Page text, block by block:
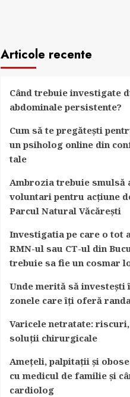
Articole recente
Când trebuie investigate
abdominale persistente?
Cum să te pregătești
un psiholog online din
tale
Ambrozia trebuie smulsă
voluntari pentru acțiune
Parcul Natural Văcărești
Investigatia pe care o tot
RMN-ul sau CT-ul din
trebuie sa fie un cosmar
Unde merită să investești
zonele care îți oferă
Varicele netratate:
soluții chirurgicale
Amețeli, palpitații și
cu medicul de familie și
cardiolog